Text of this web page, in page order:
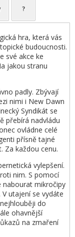
?
hra, která vás
budoucnosti.
své akce ke
jakou stranu
padly. Zbývají
nimi i New Dawn
Syndikát se
přebírá nadvládu
ovládne celé
přísně tajné
Za každou cenu.
vylepšení.
nim. S pomocí
nabourat mikročipy
utajení se vydáte
do
ohavnější
na zmaření